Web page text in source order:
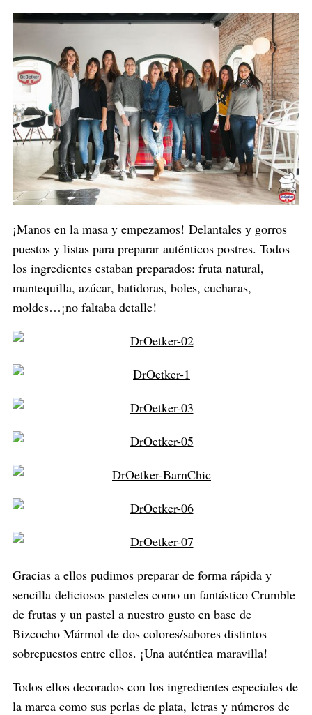
¡Manos en la masa y empezamos! Delantales y gorros
puestos y listas para preparar auténticos postres. Todos
los ingredientes estaban preparados: fruta natural,
mantequilla, azúcar, batidoras, boles, cucharas,
moldes…¡no faltaba detalle!
Gracias a ellos pudimos preparar de forma rápida y
sencilla deliciosos pasteles como un fantástico Crumble
de frutas y un pastel a nuestro gusto en base de
Bizcocho Mármol de dos colores/sabores distintos
sobrepuestos entre ellos. ¡Una auténtica maravilla!
Todos ellos decorados con los ingredientes especiales de
la marca como sus perlas de plata, letras y números de